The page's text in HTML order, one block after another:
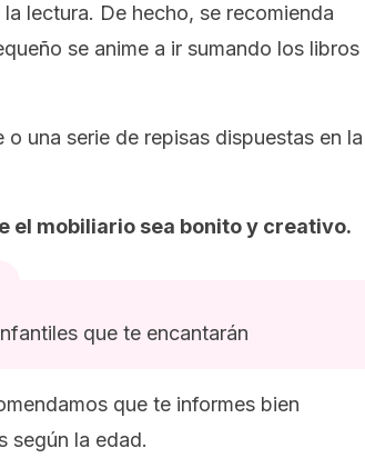
lectura. De hecho, se recomienda
se anime a ir sumando los libros
una serie de repisas dispuestas en la
el mobiliario sea bonito y creativo.
que te encantarán
que te informes bien
según la edad.